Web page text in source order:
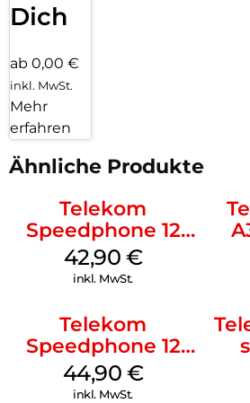
Dich
ab 0,00 €
inkl. MwSt.
Mehr
erfahren
Ähnliche Produkte
Telekom
Speedphone 12
Schwarz
42,90 €
inkl. MwSt.
Telekom
Speedphone 12
Weiß
44,90 €
inkl. MwSt.